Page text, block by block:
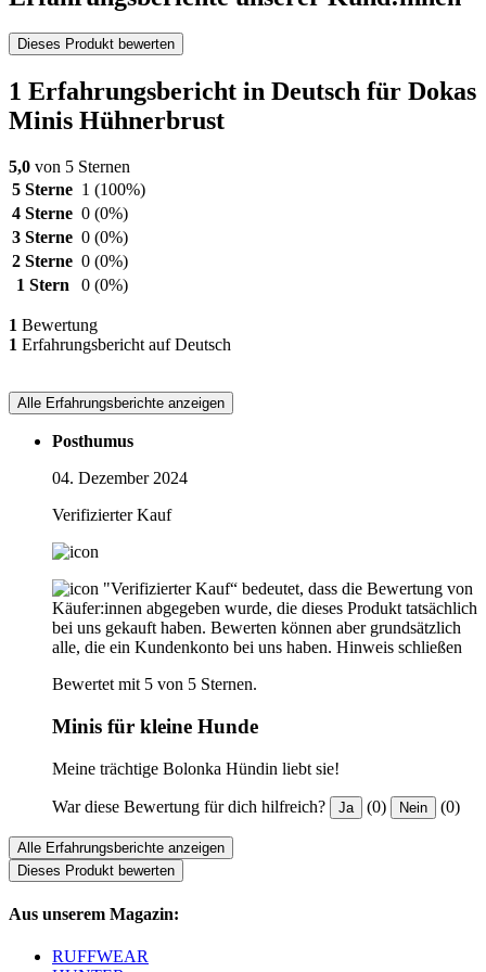
Dieses Produkt bewerten
1 Erfahrungsbericht in Deutsch für Dokas
Minis Hühnerbrust
5,0 von 5 Sternen
5 Sterne 1 (100%)
4 Sterne 0 (0%)
3 Sterne 0 (0%)
2 Sterne 0 (0%)
1 Stern
0 (0%)
1 Bewertung
1 Erfahrungsbericht auf Deutsch
Alle Erfahrungsberichte anzeigen
Posthumus
04. Dezember 2024
Verifizierter Kauf
"Verifizierter Kauf“ bedeutet, dass die Bewertung von
Käufer:innen abgegeben wurde, die dieses Produkt tatsächlich
bei uns gekauft haben. Bewerten können aber grundsätzlich
alle, die ein Kundenkonto bei uns haben. Hinweis schließen
Bewertet mit 5 von 5 Sternen.
Minis für kleine Hunde
Meine trächtige Bolonka Hündin liebt sie!
War diese Bewertung für dich hilfreich? Ja (0) Nein (0)
Alle Erfahrungsberichte anzeigen
Dieses Produkt bewerten
Aus unserem Magazin:
RUFFWEAR